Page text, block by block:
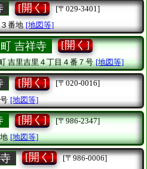
[開く]
[〒029-3401]
番地 [地図等]
吉祥寺 [開く]
吉里吉里４丁目４番７号 [地図等]
[開く]
[〒020-0016]
[地図等]
[開く]
[〒986-2347]
[地図等]
[開く]
[〒986-0006]